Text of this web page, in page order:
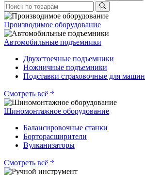
Производимое оборудование
Автомобильные подъемники
Двухстоечные подъемники
Ножничные подъемники
Подставки страховочные для машин
Смотреть всё
Шиномонтажное оборудование
Балансировочные станки
Борторасширители
Вулканизаторы
Смотреть всё